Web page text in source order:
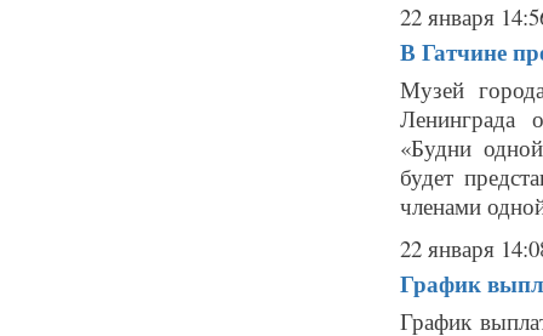
22 января
В Гатчине
Музей
Ленинграда
«Будни
будет
членами
22 января
График
График